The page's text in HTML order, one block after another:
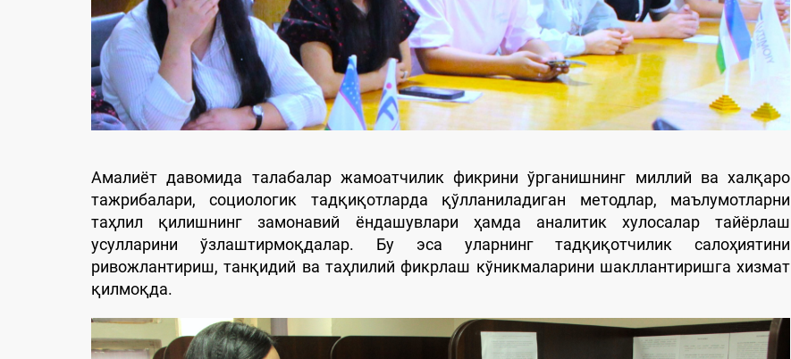
Амалиёт давомида талабалар жамоатчилик фикрини ўрганишнинг миллий ва халқаро
тажрибалари, социологик тадқиқотларда қўлланиладиган методлар, маълумотларни
таҳлил қилишнинг замонавий ёндашувлари ҳамда аналитик хулосалар тайёрлаш
усулларини ўзлаштирмоқдалар. Бу эса уларнинг тадқиқотчилик салоҳиятини
ривожлантириш, танқидий ва таҳлилий фикрлаш кўникмаларини шакллантиришга хизмат
қилмоқда.